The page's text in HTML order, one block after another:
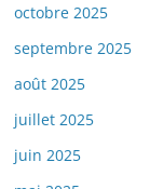
octobre 2025
septembre 2025
août 2025
juillet 2025
juin 2025